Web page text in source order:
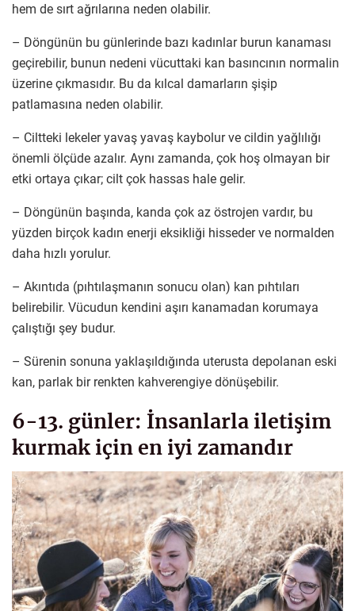
hem de sırt ağrılarına neden olabilir.
– Döngünün bu günlerinde bazı kadınlar burun kanaması
geçirebilir, bunun nedeni vücuttaki kan basıncının normalin
üzerine çıkmasıdır. Bu da kılcal damarların şişip
patlamasına neden olabilir.
– Ciltteki lekeler yavaş yavaş kaybolur ve cildin yağlılığı
önemli ölçüde azalır. Aynı zamanda, çok hoş olmayan bir
etki ortaya çıkar; cilt çok hassas hale gelir.
– Döngünün başında, kanda çok az östrojen vardır, bu
yüzden birçok kadın enerji eksikliği hisseder ve normalden
daha hızlı yorulur.
– Akıntıda (pıhtılaşmanın sonucu olan) kan pıhtıları
belirebilir. Vücudun kendini aşırı kanamadan korumaya
çalıştığı şey budur.
– Sürenin sonuna yaklaşıldığında uterusta depolanan eski
kan, parlak bir renkten kahverengiye dönüşebilir.
6-13. günler: İnsanlarla iletişim
kurmak için en iyi zamandır